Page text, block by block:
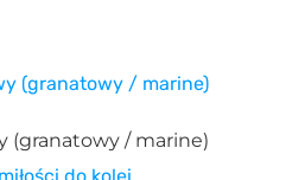
(granatowy / marine)
do kolei